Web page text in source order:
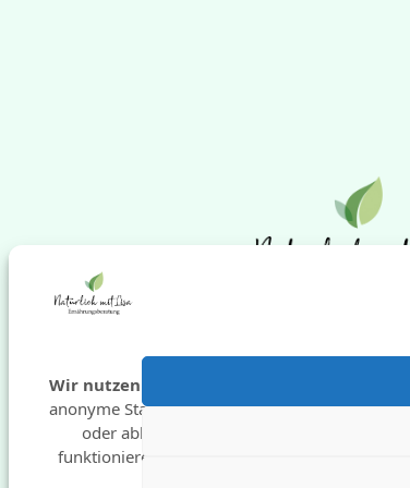
Wir nutzen Cookies
anonyme Statistik. Du kannst zustimmen
oder ablehnen – manche Inhalte
funktionieren sonst nur eingeschränkt.